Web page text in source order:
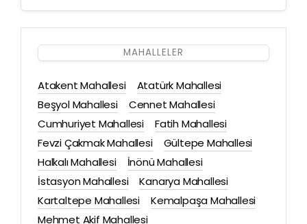
MAHALLELER
Atakent Mahallesi
Atatürk Mahallesi
Beşyol Mahallesi
Cennet Mahallesi
Cumhuriyet Mahallesi
Fatih Mahallesi
Fevzi Çakmak Mahallesi
Gültepe Mahallesi
Halkalı Mahallesi
İnönü Mahallesi
İstasyon Mahallesi
Kanarya Mahallesi
Kartaltepe Mahallesi
Kemalpaşa Mahallesi
Mehmet Akif Mahallesi